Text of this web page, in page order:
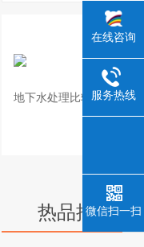
地下水处理比较黄的app
热品推荐 /
在线咨询
服务热线
微信扫一扫